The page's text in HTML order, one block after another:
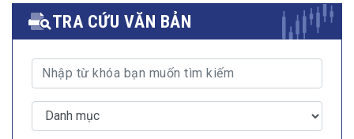
TRA CỨU VĂN BẢN